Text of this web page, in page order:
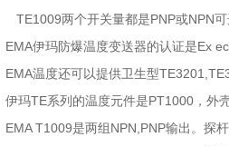
TE1009两个开关量都是PNP或NPN可
EMA伊玛防爆温度变送器的认证是Ex
EMA温度还可以提供卫生型
伊玛TE系列的温度元件是PT1000 ，外
EMA T1009是两组NPN,PNP输出。探